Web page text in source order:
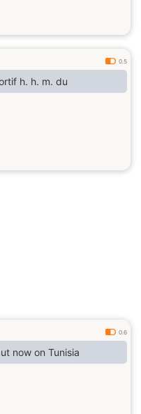
0.5
homme sportif h. h. m. du
0.6
now on Tunisia